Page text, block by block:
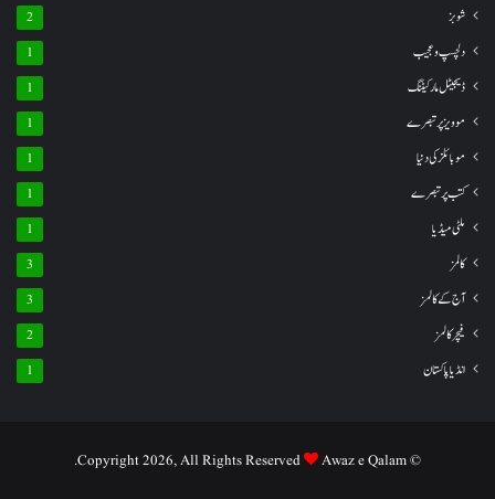
شوبز 2
دلچسپ و عجیب 1
ڈیجیٹل مارکیٹنگ 1
موویز پر تبصرے 1
موبائلز کی دنیا 1
کتب پر تبصرے 1
ملٹی میڈیا 1
کالمز 3
آج کے کالمز 3
فیچر کالمز 2
انڈیا پاکستان 1
© Copyright 2026, All Rights Reserved
Awaz e Qalam.